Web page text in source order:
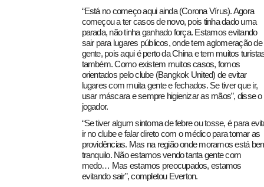
“Está no começo aqui ainda (Corona Vírus). Agora
começou a ter casos de novo, pois tinha dado uma
parada, não tinha ganhado força. Estamos evitando
sair para lugares públicos, onde tem aglomeração de
gente, pois aqui é perto da China e tem muitos
também. Como existem muitos casos, fomos
orientados pelo clube (Bangkok United) de evitar
lugares com muita gente e fechados. Se tiver que ir,
usar máscara e sempre higienizar as mãos”, disse o
jogador.
“Se tiver algum sintoma de febre ou tosse, é para
ir no clube e falar direto com o médico para tomar as
providências. Mas na região onde moramos está
tranquilo. Não estamos vendo tanta gente com
medo… Mas estamos preocupados, estamos
evitando sair”, completou Everton.